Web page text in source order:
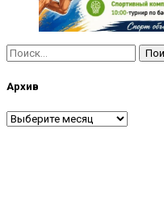
Найти:
Архив
Архив